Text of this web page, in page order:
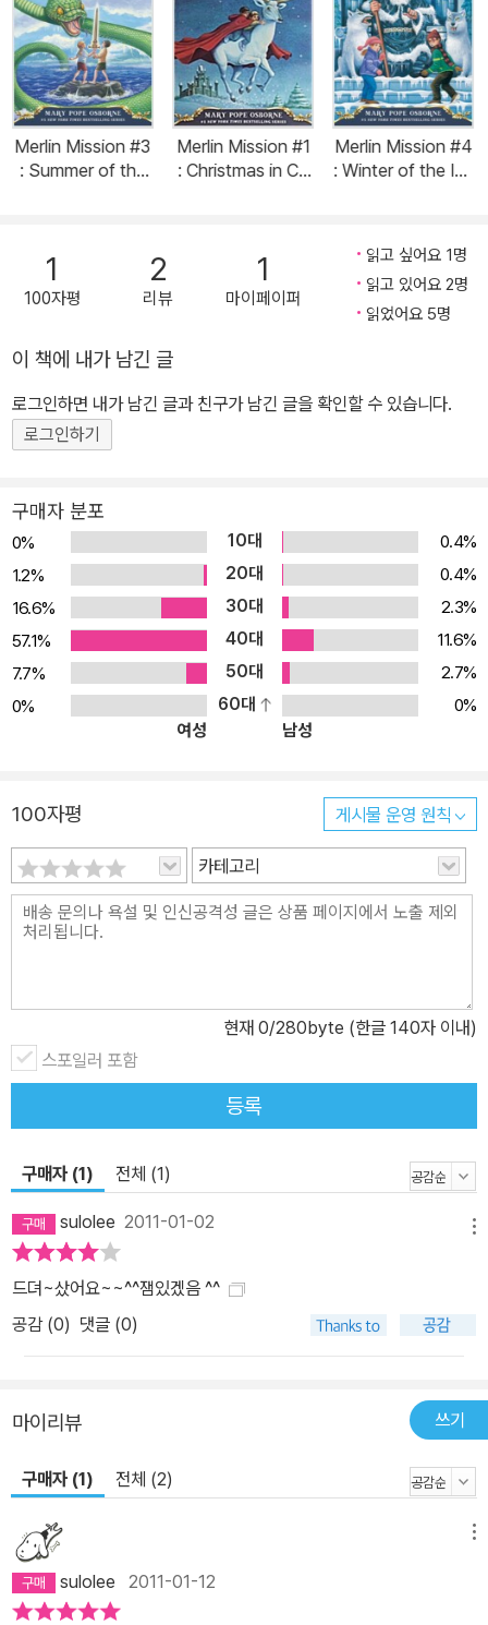
Merlin Mission #3
: Summer of the
Merlin Mission #1
: Christmas in Ca
Merlin Mission #4
: Winter of the Ice
1
100자평
2
리뷰
1
마이페이퍼
읽고 싶어요 1명
읽고 있어요 2명
읽었어요 5명
이 책에 내가 남긴 글
로그인하면 내가 남긴 글과 친구가 남긴 글을 확인할 수 있습니다.
로그인하기
구매자 분포
0% 10대
0.4%
1.2%
20대
0.4%
16.6%
30대
2.3%
57.1%
40대
11.6%
7.7%
50대
2.7%
0%
60대
0%
여성
남성
100자평 게시물 운영 원칙
카테고리
현재 0/280byte (한글 140자 이내)
스포일러 포함
등록
구매자 (1) 전체 (1)
sulolee 2011-01-02
드뎌~샀어요~~^^잼있겠음 ^^
공감 (0) 댓글 (0)
마이리뷰 쓰기
구매자 (1) 전체 (2)
sulolee 2011-01-12